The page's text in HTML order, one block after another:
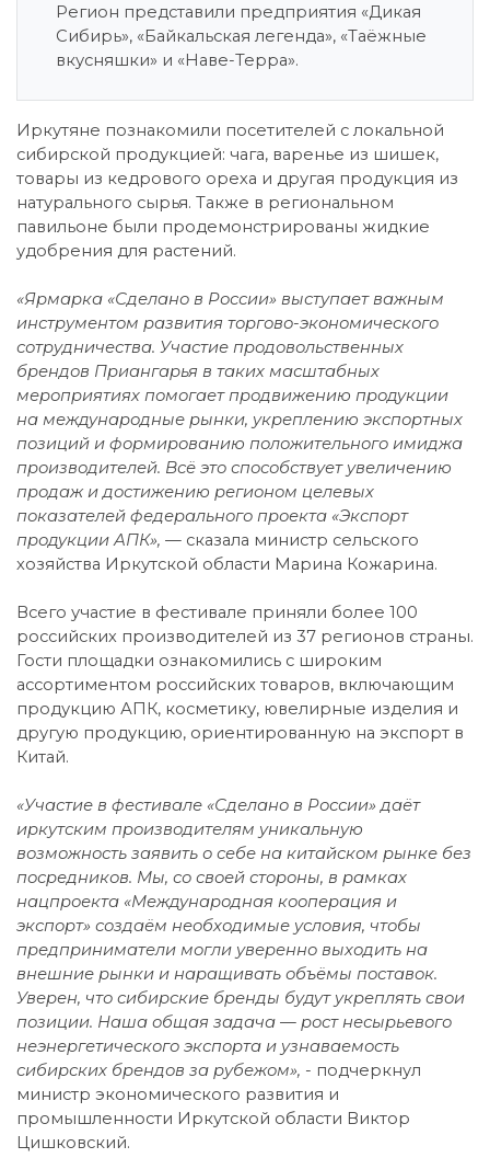
Регион представили предприятия «Дикая
Сибирь», «Байкальская легенда», «Таёжные
вкусняшки» и «Наве-Терра».
Иркутяне познакомили посетителей с локальной
сибирской продукцией: чага, варенье из шишек,
товары из кедрового ореха и другая продукция из
натурального сырья. Также в региональном
павильоне были продемонстрированы жидкие
удобрения для растений.
«Ярмарка «Сделано в России» выступает важным
инструментом развития торгово-экономического
сотрудничества. Участие продовольственных
брендов Приангарья в таких масштабных
мероприятиях помогает продвижению продукции
на международные рынки, укреплению экспортных
позиций и формированию положительного имиджа
производителей. Всё это способствует увеличению
продаж и достижению регионом целевых
показателей федерального проекта «Экспорт
продукции АПК», — сказала министр сельского
хозяйства Иркутской области Марина Кожарина.
Всего участие в фестивале приняли более 100
российских производителей из 37 регионов страны.
Гости площадки ознакомились с широким
ассортиментом российских товаров, включающим
продукцию АПК, косметику, ювелирные изделия и
другую продукцию, ориентированную на экспорт в
Китай.
«Участие в фестивале «Сделано в России» даёт
иркутским производителям уникальную
возможность заявить о себе на китайском рынке без
посредников. Мы, со своей стороны, в рамках
нацпроекта «Международная кооперация и
экспорт» создаём необходимые условия, чтобы
предприниматели могли уверенно выходить на
внешние рынки и наращивать объёмы поставок.
Уверен, что сибирские бренды будут укреплять свои
позиции. Наша общая задача — рост несырьевого
неэнергетического экспорта и узнаваемость
сибирских брендов за рубежом», - подчеркнул
министр экономического развития и
промышленности Иркутской области Виктор
Цишковский.